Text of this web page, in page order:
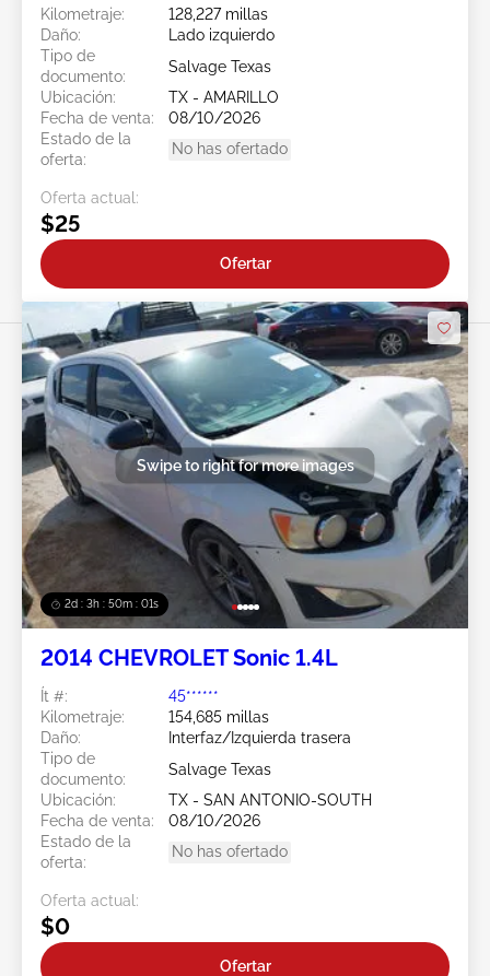
Kilometraje:
128,227 millas
Daño:
Lado izquierdo
Tipo de
documento:
Salvage Texas
Ubicación:
TX - AMARILLO
Fecha de venta:
08/10/2026
Estado de la
oferta:
No has ofertado
Oferta actual:
$25
Ofertar
2d : 3h : 49m : 59s
Swipe to right for more images
2014 CHEVROLET Sonic 1.4L
Ít #:
45******
Kilometraje:
154,685 millas
Daño:
Interfaz/Izquierda trasera
Tipo de
documento:
Salvage Texas
Ubicación:
TX - SAN ANTONIO-SOUTH
Fecha de venta:
08/10/2026
Estado de la
oferta:
No has ofertado
Oferta actual:
$0
Ofertar